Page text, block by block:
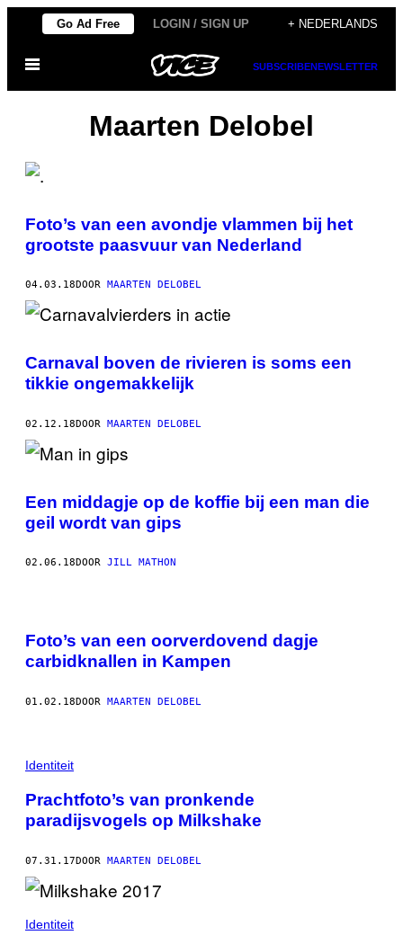
de
Go Ad Free LOGIN / SIGN UP + NEDERLANDS
Open
SUBSCRIBENEWSLETTER
Maarten Delobel
Foto’s van een avondje vlammen bij het
grootste paasvuur van Nederland
04.03.18DOOR MAARTEN DELOBEL
Carnaval boven de rivieren is soms een
tikkie ongemakkelijk
02.12.18DOOR MAARTEN DELOBEL
Een middagje op de koffie bij een man die
geil wordt van gips
02.06.18DOOR JILL MATHON
Foto’s van een oorverdovend dagje
carbidknallen in Kampen
01.02.18DOOR MAARTEN DELOBEL
Identiteit
Prachtfoto’s van pronkende
paradijsvogels op Milkshake
07.31.17DOOR MAARTEN DELOBEL
Identiteit